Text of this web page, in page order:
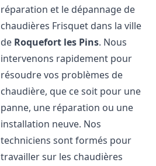
réparation et le dépannage de
chaudières Frisquet dans la ville
de Roquefort les Pins. Nous
intervenons rapidement pour
résoudre vos problèmes de
chaudière, que ce soit pour une
panne, une réparation ou une
installation neuve. Nos
techniciens sont formés pour
travailler sur les chaudières